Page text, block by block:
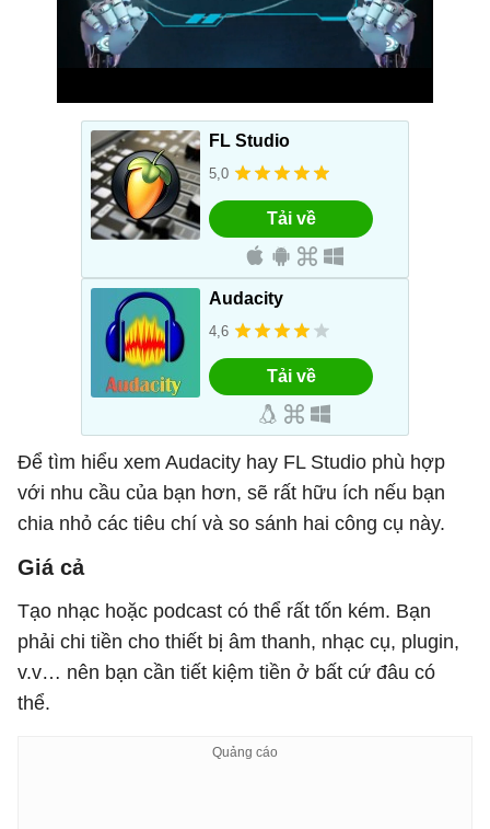
Để tìm hiểu xem Audacity hay FL Studio phù hợp
với nhu cầu của bạn hơn, sẽ rất hữu ích nếu bạn
chia nhỏ các tiêu chí và so sánh hai công cụ này.
Giá cả
Tạo nhạc hoặc podcast có thể rất tốn kém. Bạn
phải chi tiền cho thiết bị âm thanh, nhạc cụ, plugin,
v.v… nên bạn cần tiết kiệm tiền ở bất cứ đâu có
thể.